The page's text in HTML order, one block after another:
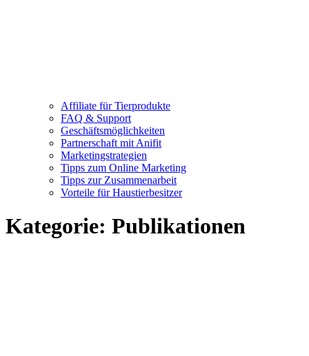
Affiliate für Tierprodukte
FAQ & Support
Geschäftsmöglichkeiten
Partnerschaft mit Anifit
Marketingstrategien
Tipps zum Online Marketing
Tipps zur Zusammenarbeit
Vorteile für Haustierbesitzer
Kategorie: Publikationen